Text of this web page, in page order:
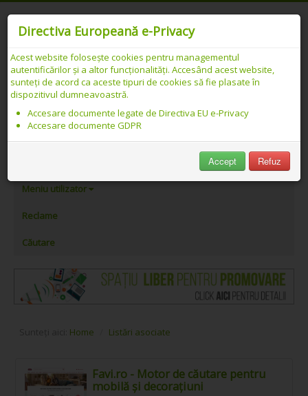
Catalog web SEO PREMIUM Românesc -
Link-uri asociate cu „mobila online”
Meniu utilizator
Reclame
Căutare
Home Listări asociate
Favi.ro - Motor de căutare pentru
mobilă și decorațiuni
Directiva Europeană e-Privacy
Acest website folosește cookies pentru managementul
autentificărilor și a altor funcționalități. Accesând acest website,
sunteți de acord ca aceste tipuri de cookies să fie plasate în
dispozitivul dumneavoastră.
Accesare documente legate de Directiva EU e-Privacy
Accesare documente GDPR
Accept Refuz